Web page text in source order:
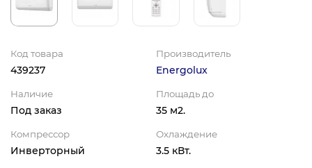
Код товара
439237
Производитель
Energolux
Наличие
Под заказ
Площадь до
35 м2.
Компрессор
Инверторный
Охлаждение
3.5 кВт.